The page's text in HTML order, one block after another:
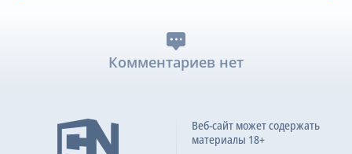
Комментариев нет
Веб-сайт может содержать
материалы 18+